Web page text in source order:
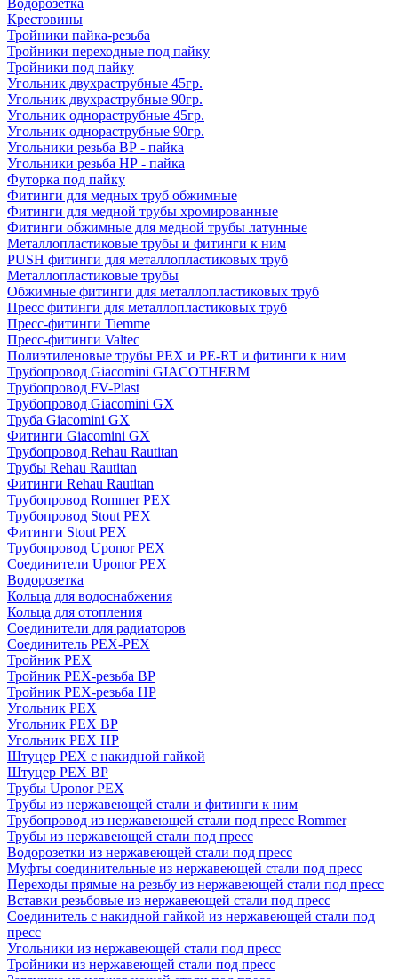
Крестовины
Тройники пайка-резьба
Тройники переходные под пайку
Тройники под пайку
Угольник двухраструбные 45гр.
Угольник двухраструбные 90гр.
Угольник однораструбные 45гр.
Угольник однораструбные 90гр.
Угольники резьба ВР - пайка
Угольники резьба НР - пайка
Футорка под пайку
Фитинги для медных труб обжимные
Фитинги для медной трубы хромированные
Фитинги обжимные для медной трубы латунные
Металлопластиковые трубы и фитинги к ним
PUSH фитинги для металлопластиковых труб
Металлопластиковые трубы
Обжимные фитинги для металлопластиковых труб
Пресс фитинги для металлопластиковых труб
Пресс-фитинги Tiemme
Пресс-фитинги Valtec
Полиэтиленовые трубы PEX и PE-RT и фитинги к ним
Трубопровод Giacomini GIACOTHERM
Трубопровод FV-Plast
Трубопровод Giacomini GX
Труба Giacomini GX
Фитинги Giacomini GX
Трубопровод Rehau Rautitan
Трубы Rehau Rautitan
Фитинги Rehau Rautitan
Трубопровод Rommer PEX
Трубопровод Stout PEX
Фитинги Stout PEX
Трубопровод Uponor PEX
Соединители Uponor PEX
Водорозетка
Кольца для водоснабжения
Кольца для отопления
Соединители для радиаторов
Соединитель PEX-PEX
Тройник PEX
Тройник PEX-резьба ВР
Тройник PEX-резьба НР
Угольник PEX
Угольник PEX ВР
Угольник PEX НР
Штуцер PEX c накидной гайкой
Штуцер PEX ВР
Трубы Uponor PEX
Трубы из нержавеющей стали и фитинги к ним
Трубопровод из нержавеющей стали под пресс Rommer
Трубы из нержавеющей стали под пресс
Водорозетки из нержавеющей стали под пресс
Муфты соединительные из нержавеющей стали под пресс
Переходы прямые на резьбу из нержавеющей стали под пресс
Вставки резьбовые из нержавеющей стали под пресс
Соединитель с накидной гайкой из нержавеющей стали под
пресс
Угольники из нержавеющей стали под пресс
Тройники из нержавеющей стали под пресс